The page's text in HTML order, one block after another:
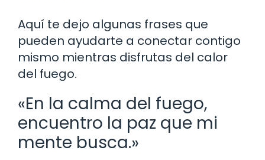
Aquí te dejo algunas frases que
pueden ayudarte a conectar contigo
mismo mientras disfrutas del calor
del fuego.
«En la calma del fuego,
encuentro la paz que mi
mente busca.»